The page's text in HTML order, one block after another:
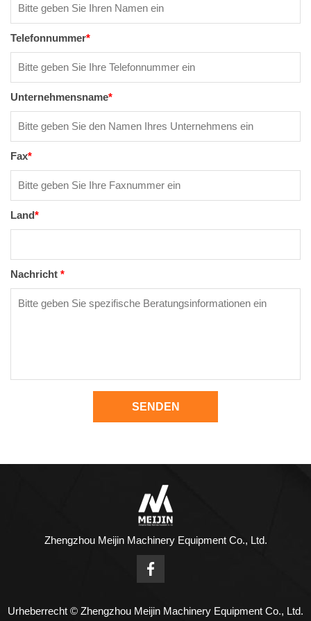
Telefonnummer*
Unternehmensname*
Fax*
Land*
Nachricht *
SENDEN
Zhengzhou Meijin Machinery Equipment Co., Ltd.
Urheberrecht © Zhengzhou Meijin Machinery Equipment Co., Ltd.